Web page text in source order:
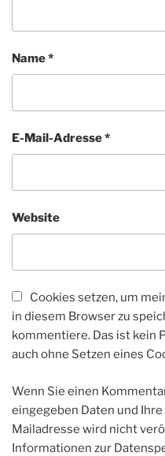
Name*
E-Mail-Adresse*
Website
Cookies setzen, um
in diesem Browser zu
kommentiere. Das ist kein
auch ohne Setzen eines
Wenn Sie einen
eingegeben Daten und
Mailadresse wird nicht
Informationen zur